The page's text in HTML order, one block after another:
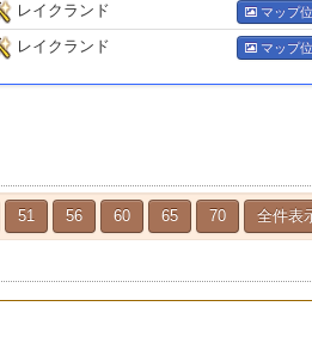
レイクランド マップ
レイクランド マップ
51 56 60 65 70 全件表